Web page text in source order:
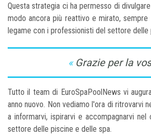
Questa strategia ci ha permesso di
modo ancora più reattivo e mirato, sempre
legame con i professionisti del settore delle
Grazie per la
Tutto il team di EuroSpaPoolNews vi
anno nuovo. Non vediamo l'ora di ritrovarvi
a informarvi, ispirarvi e accompagnarvi nel
settore delle piscine e delle spa.